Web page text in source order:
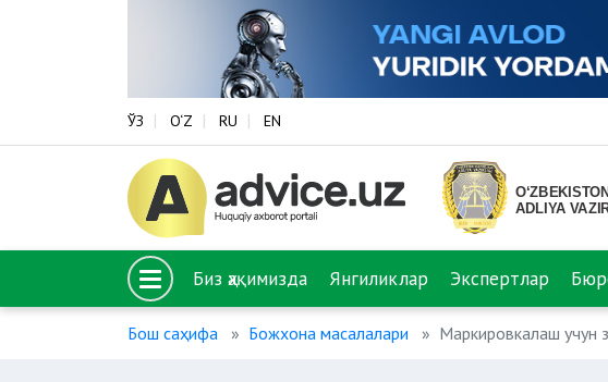
ЎЗ O‘Z RU EN
Биз ҳақимизда Янгиликлар Экспертлар
Бош саҳифа Божхона масалалари Маркировкалаш учун